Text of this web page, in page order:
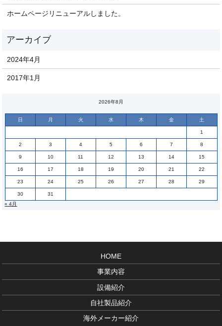
ホームページリニューアルしました。
2024年4月
2017年1月
2026年8月
日 月 火 水 木 金 土
1
2 3 4 5 6 7 8
9 10 11 12 13 14 15
16 17 18 19 20 21 22
23 24 25 26 27 28 29
30
31
« 4月
HOME
事業内容
設備紹介
自社製品紹介
海外メーカー紹介